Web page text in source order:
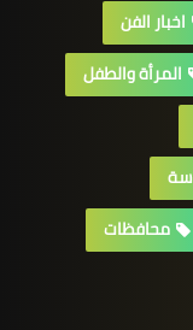
اخبار الفن
المرأة والطفل
محافظات